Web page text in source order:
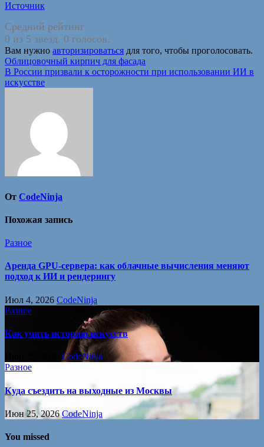
Источник
Средний рейтинг
0 из 5 звезд. 0 голосов.
Вам нужно авторизироваться для того, чтобы проголосовать.
Навигация
по
Облицовочный кирпич для фасада
В России призвали к осторожности при использовании ИИ в
искусстве
От CodeNinja
Похожая запись
Разное
Аренда GPU-сервера: как облачные вычисления меняют
подход к ИИ и рендерингу
Июл 4, 2026 CodeNinja
Разное
Как учить историю искусств
CodeNinja
Разное
Куда съездить на выходные из Москвы
Июн 25, 2026CodeNinja
You missed